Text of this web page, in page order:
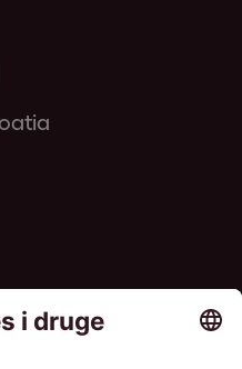
usluge •
• Trgovački sud u